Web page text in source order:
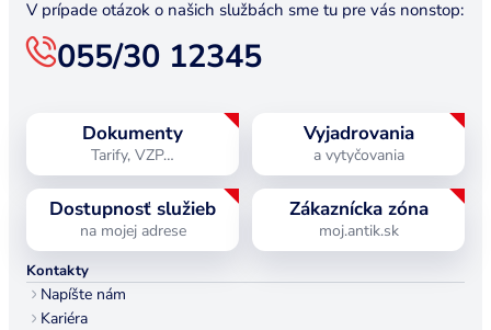
V prípade otázok o našich službách sme tu pre vás nonstop:
055/30 12345
Dokumenty
Tarify, VZP…
Vyjadrovania
a vytyčovania
Dostupnosť služieb
na mojej adrese
Zákaznícka zóna
moj.antik.sk
Kontakty
Napíšte nám
Kariéra